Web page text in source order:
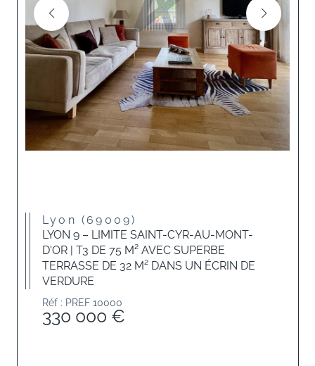
Lyon (69009)
LYON 9 – LIMITE SAINT-CYR-AU-MONT-
D'OR | T3 DE 75 M² AVEC SUPERBE
TERRASSE DE 32 M² DANS UN ÉCRIN DE
VERDURE
Réf : PREF 10000
330 000 €